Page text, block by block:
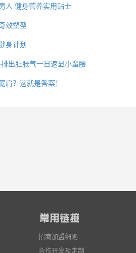
人 健身营养实用贴士
效塑型
身计划
出肚胀气一日速显小蛮腰
肩？这就是答案！
效果？
招商加盟细则
合作开发及定制